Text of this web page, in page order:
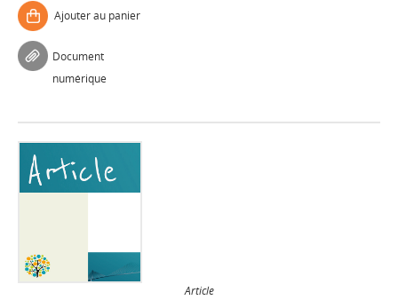
Ajouter au panier
Document
numérique
Article